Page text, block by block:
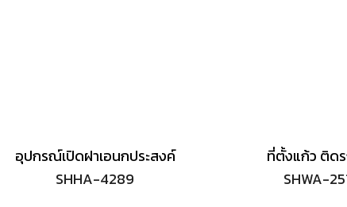
อุปกรณ์เปิดฝาเอนกประสงค์
SHHA-4289
ที่ตั้งแก้ว ติด
SHWA-